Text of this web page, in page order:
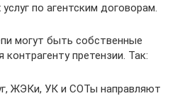
по агентским договорам.
могут быть собственные
претензии. Так:
ЖЭКи, УК и СОТы направляют